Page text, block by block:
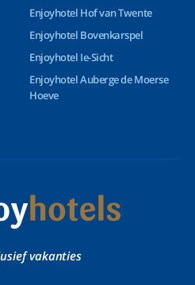
Enjoyhotel Hof van Twente
Enjoyhotel Bovenkarspel
Enjoyhotel Ie-Sicht
Enjoyhotel Auberge de Moerse
Hoeve
vakanties